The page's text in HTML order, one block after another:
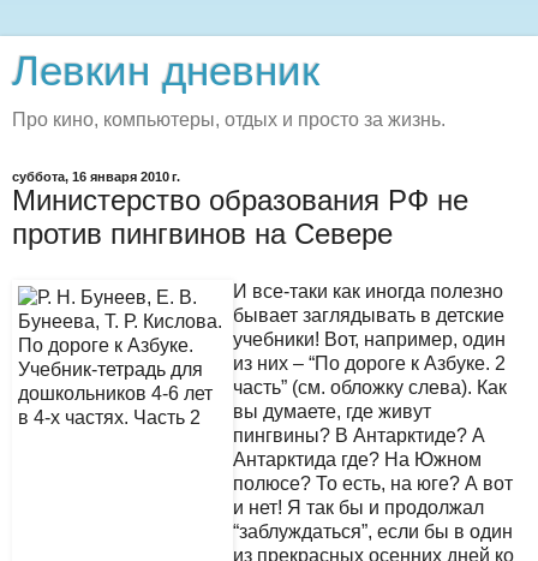
Левкин дневник
Про кино, компьютеры, отдых и просто за жизнь.
суббота, 16 января 2010 г.
Министерство образования РФ не
против пингвинов на Севере
И все-таки как иногда полезно
бывает заглядывать в детские
учебники! Вот, например, один
из них – “По дороге к Азбуке. 2
часть” (см. обложку слева). Как
вы думаете, где живут
пингвины? В Антарктиде? А
Антарктида где? На Южном
полюсе? То есть, на юге? А вот
и нет! Я так бы и продолжал
“заблуждаться”, если бы в один
из прекрасных осенних дней ко